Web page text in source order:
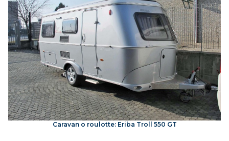
Caravan o roulotte: Eriba Troll 550 GT